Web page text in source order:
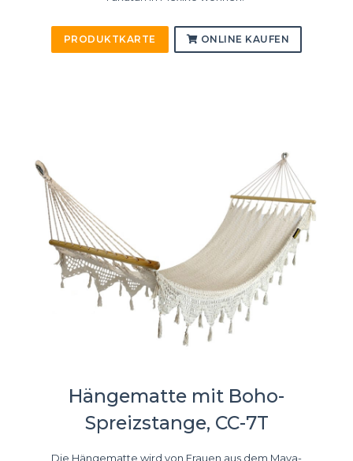
PRODUKTKARTE ONLINE KAUFEN
Hängematte mit Boho-
Spreizstange, CC-7T
Die Hängematte wird von Frauen aus dem Maya-